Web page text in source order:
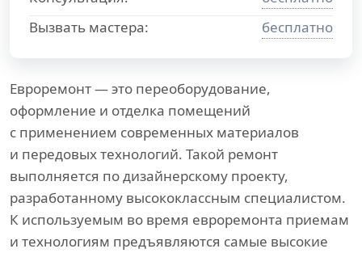
Евроремонт — это переоборудование,
оформление и отделка помещений
с применением современных материалов
и передовых технологий. Такой ремонт
выполняется по дизайнерскому проекту,
разработанному высококлассным специалистом.
К используемым во время евроремонта приемам
и технологиям предъявляются самые высокие
Вызвать мастера:
бесплатно